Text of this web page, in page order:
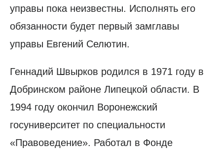
управы пока неизвестны. Исполнять его
обязанности будет первый замглавы
управы Евгений Селютин.
Геннадий Швырков родился в 1971 году в
Добринском районе Липецкой области. В
1994 году окончил Воронежский
госуниверситет по специальности
«Правоведение». Работал в Фонде